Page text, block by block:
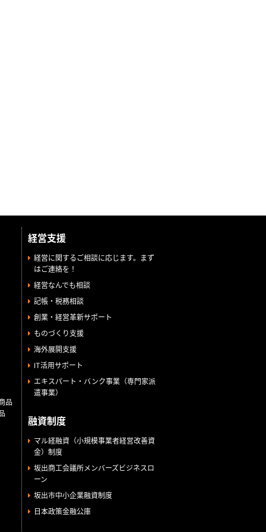
品
経営支援
経営に関するご相談に応じます。まず
はご連絡を！
経営なんでも相談
記帳・税務相談
創業・経営革新サポート
ものづくり支援
海外展開支援
IT活用サポート
エキスパート・バンク事業（専門家派
遣事業）
融資制度
マル経融資（小規模事業者経営改善資
金）制度
坂出商工会議所メンバーズビジネスロ
ーン
坂出市中小企業融資制度
日本政策金融公庫